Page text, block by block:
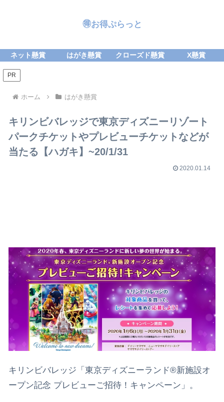
🉐お得ぷらっと
ネット懸賞 はがき懸賞 クローズド懸賞 X懸賞
PR
ホーム はがき懸賞
キリンビバレッジで東京ディズニーリゾート
パークチケットやプレビューチケットなどが
当たる【ハガキ】~20/1/31
2020.01.14
キリンビバレッジ「東京ディズニーランド®新施設オ
ープン記念 プレビューご招待！キャンペーン」。